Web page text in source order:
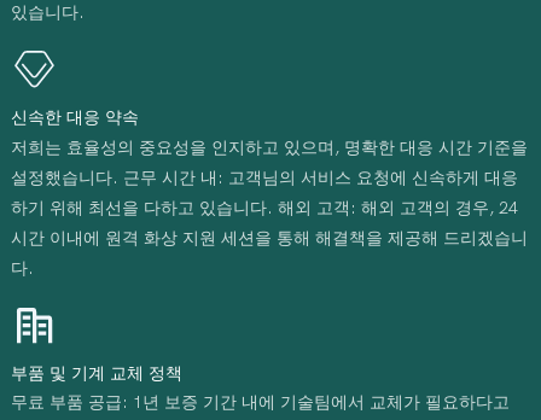
있습니다.
신속한 대응 약속
저희는 효율성의 중요성을 인지하고 있으며, 명확한 대응 시간 기준을
설정했습니다. 근무 시간 내: 고객님의 서비스 요청에 신속하게 대응
하기 위해 최선을 다하고 있습니다. 해외 고객: 해외 고객의 경우, 24
시간 이내에 원격 화상 지원 세션을 통해 해결책을 제공해 드리겠습니
다.
부품 및 기계 교체 정책
무료 부품 공급: 1년 보증 기간 내에 기술팀에서 교체가 필요하다고